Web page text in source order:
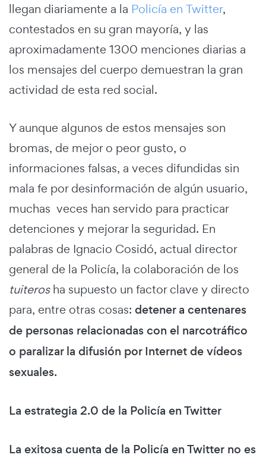
llegan diariamente a la Policía en Twitter,
contestados en su gran mayoría, y las
aproximadamente 1300 menciones diarias a
los mensajes del cuerpo demuestran la gran
actividad de esta red social.
Y aunque algunos de estos mensajes son
bromas, de mejor o peor gusto, o
informaciones falsas, a veces difundidas sin
mala fe por desinformación de algún usuario,
muchas veces han servido para practicar
detenciones y mejorar la seguridad. En
palabras de Ignacio Cosidó, actual director
general de la Policía, la colaboración de los
tuiterosha supuesto un factor clave y directo
para, entre otras cosas: detener a centenares
de personas relacionadas con el narcotráfico
o paralizar la difusión por Internet de vídeos
sexuales.
La estrategia 2.0 de la Policía en Twitter
La exitosa cuenta de la Policía en Twitter no es